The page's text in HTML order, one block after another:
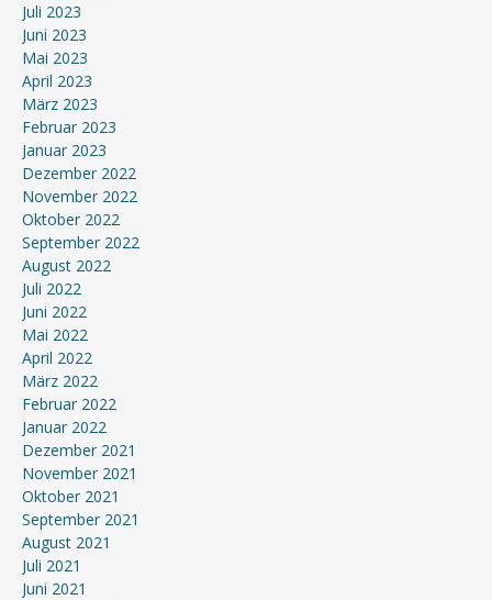
Juli 2023
Juni 2023
Mai 2023
April 2023
März 2023
Februar 2023
Januar 2023
Dezember 2022
November 2022
Oktober 2022
September 2022
August 2022
Juli 2022
Juni 2022
Mai 2022
April 2022
März 2022
Februar 2022
Januar 2022
Dezember 2021
November 2021
Oktober 2021
September 2021
August 2021
Juli 2021
Juni 2021